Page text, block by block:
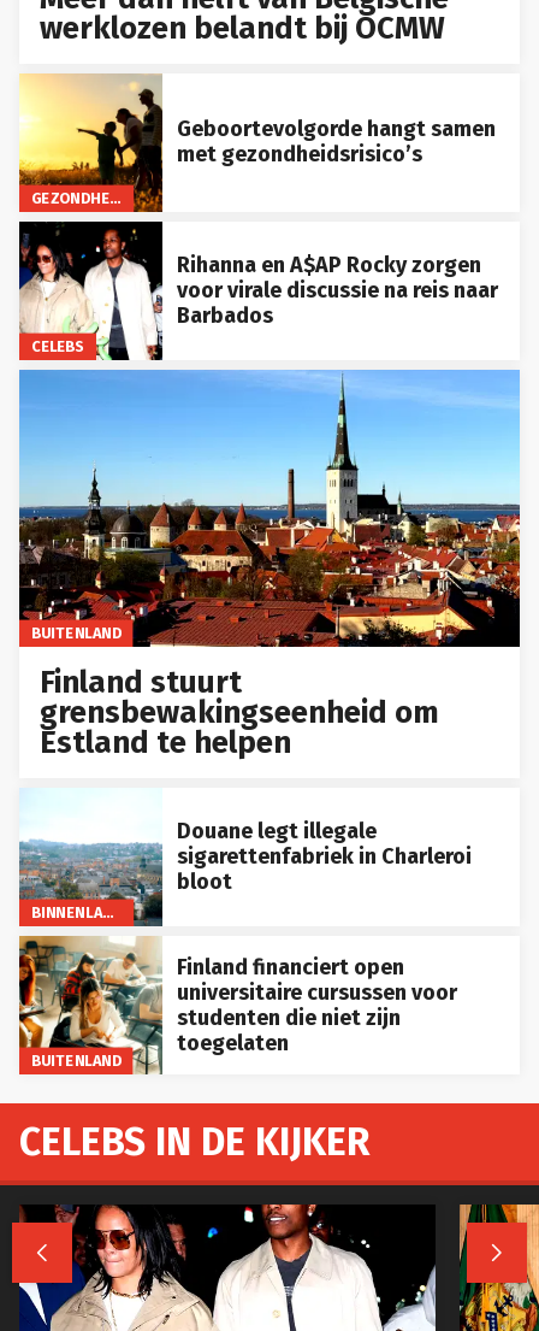
werklozen belandt bij OCMW
GEZONDHEID
Geboortevolgorde hangt samen
met gezondheidsrisico’s
CELEBS
Rihanna en A$AP Rocky zorgen
voor virale discussie na reis naar
Barbados
BUITENLAND
Finland stuurt
grensbewakingseenheid om
Estland te helpen
BINNENLAND
Douane legt illegale
sigarettenfabriek in Charleroi
bloot
BUITENLAND
Finland financiert open
universitaire cursussen voor
studenten die niet zijn
toegelaten
CELEBS IN DE KIJKER
 